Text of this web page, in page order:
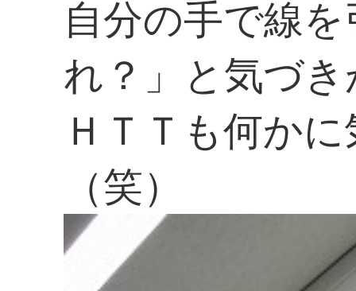
自分の手で線
れ？」と気づ
ＨＴＴも何か
（笑）